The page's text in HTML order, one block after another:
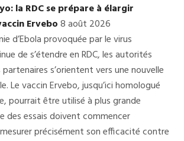
la RDC se prépare à élargir
Ervebo8 août 2026
d’Ebola provoquée par le virus
de s’étendre en RDC, les autorités
s’orientent vers une nouvelle
Le vaccin Ervebo, jusqu’ici homologué
pourrait être utilisé à plus grande
des essais doivent commencer
précisément son efficacité contre